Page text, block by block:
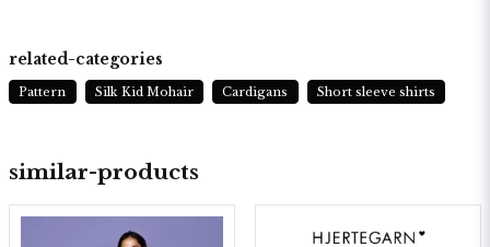
similar-products
related-categories
Pattern Silk Kid Mohair Cardigans Short sleeve shirts